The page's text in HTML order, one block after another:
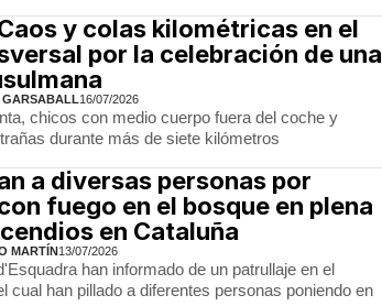
y colas kilométricas en el
por la celebración de una
GARSABALL16/07/2026
chicos con medio cuerpo fuera del coche y
durante más de siete kilómetros
a diversas personas por
fuego en el bosque en plena
en Cataluña
MARTÍN 13/07/2026
han informado de un patrullaje en el
cual han pillado a diferentes personas poniendo en